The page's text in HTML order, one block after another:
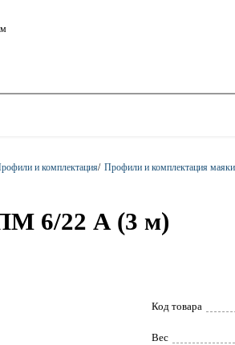
и комплектация/ Профили и комплектация маяки
6/22 А (3 м)
Код товара
Вес